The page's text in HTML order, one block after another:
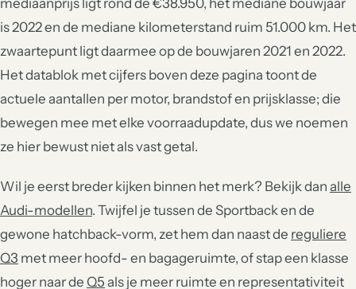
mediaanprijs ligt rond de €38.950, het mediane bouwjaar
is 2022 en de mediane kilometerstand ruim 51.000 km. Het
zwaartepunt ligt daarmee op de bouwjaren 2021 en 2022.
Het datablok met cijfers boven deze pagina toont de
actuele aantallen per motor, brandstof en prijsklasse; die
bewegen mee met elke voorraadupdate, dus we noemen
ze hier bewust niet als vast getal.
Wil je eerst breder kijken binnen het merk? Bekijk dan alle
Audi-modellen. Twijfel je tussen de Sportback en de
gewone hatchback-vorm, zet hem dan naast de reguliere
Q3 met meer hoofd- en bagageruimte, of stap een klasse
hoger naar de Q5 als je meer ruimte en representativiteit